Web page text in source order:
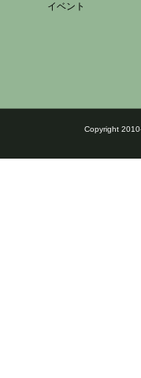
イベント
Copyright